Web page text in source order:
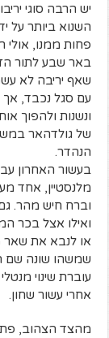
יש הרבה סוגי
השנוא ביותר על
פחות ממנו, אולי
באר שבע לתור
שאף יריבה לא
עם סגל נכבד, אך
ונשנות ולהפוך
של גולדהאר
הנהדר.
בעשור האחרון
מלנסטיין, אחד
וברח חיש מהר.
ואילו אצל בכר
או לנבא את שאר
שמשהו שונה שם
עוברת שינוי
אחרי עשור שחון.
מהצד הצהוב,